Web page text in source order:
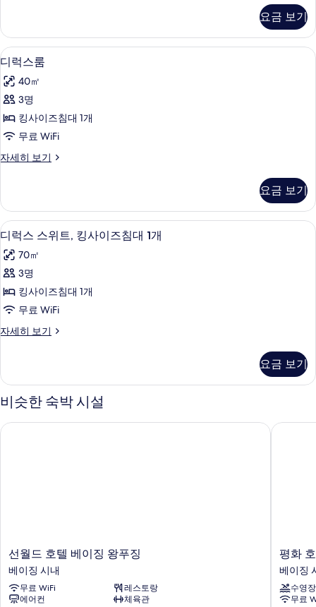
글
침
대
2
개
사
진
모
기
트
윈
룸,
싱
글
침
2
개
세
요금 보기
디
럭
스
룸
사
진
모
보
기
디럭스룸 | 고급 침구, 오리/거위털 이
10
디럭스룸
40㎡
3명
킹사이즈침대 1개
무료 WiFi
자세히 보기
디
자
세
히
보
기
요금 보기
디
럭
스
스
위
트,
킹
이
즈
침
대
보
기
디럭스 스위트, 킹사이즈침대 1개 | 고
11
디럭스 스위트, 킹사이즈침대 1개
70㎡
3명
킹사이즈침대 1개
무료 WiFi
자세히 보기
디
위
트,
킹
이
요금 보기
비슷한 숙박 시설
선
월
드
호
텔
선월드 호텔 베이징 왕푸징
베이징 시내
무료 WiFi
레스토랑
에어컨
체육관
선월드 호텔 베이징 왕푸징
평
화
호
텔
베
평화
베이징
수영장
무료
평화 호